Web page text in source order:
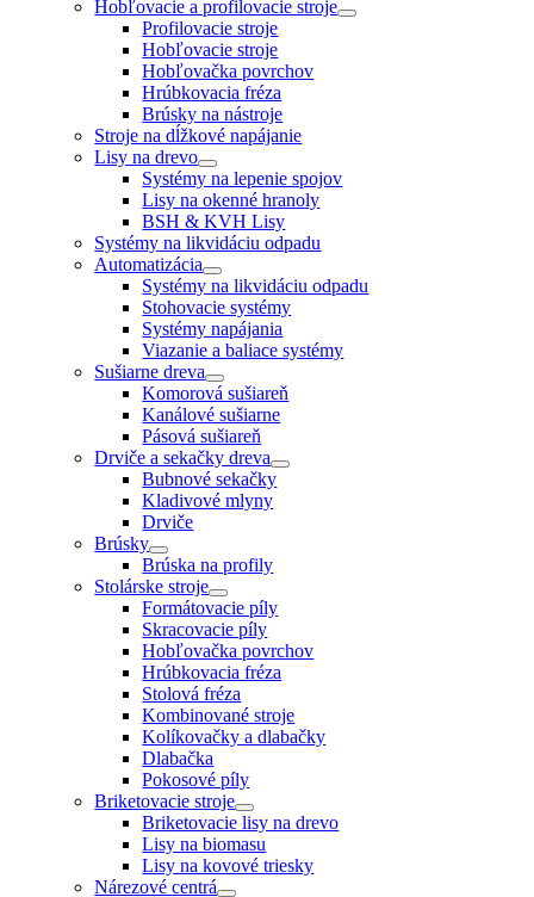
Hobľovacie a profilovacie stroje
Profilovacie stroje
Hobľovacie stroje
Hobľovačka povrchov
Hrúbkovacia fréza
Brúsky na nástroje
Stroje na dĺžkové napájanie
Lisy na drevo
Systémy na lepenie spojov
Lisy na okenné hranoly
BSH & KVH Lisy
Systémy na likvidáciu odpadu
Automatizácia
Systémy na likvidáciu odpadu
Stohovacie systémy
Systémy napájania
Viazanie a baliace systémy
Sušiarne dreva
Komorová sušiareň
Kanálové sušiarne
Pásová sušiareň
Drviče a sekačky dreva
Bubnové sekačky
Kladivové mlyny
Drviče
Brúsky
Brúska na profily
Stolárske stroje
Formátovacie píly
Skracovacie píly
Hobľovačka povrchov
Hrúbkovacia fréza
Stolová fréza
Kombinované stroje
Kolíkovačky a dlabačky
Dlabačka
Pokosové píly
Briketovacie stroje
Briketovacie lisy na drevo
Lisy na biomasu
Lisy na kovové triesky
Nárezové centrá